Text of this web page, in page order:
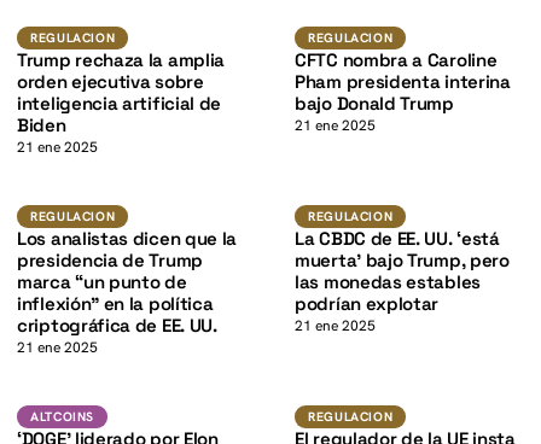
Regulacion
REGULACION
Trump rechaza la amplia
orden ejecutiva sobre
inteligencia artificial de
Biden
21 ene 2025
Regulacion
REGULACION
CFTC nombra a Caroline
Pham presidenta interina
bajo Donald Trump
21 ene 2025
Regulacion
K
REGULACION
Los analistas dicen que la
presidencia de Trump
marca “un punto de
inflexión” en la política
criptográfica de EE. UU.
21 ene 2025
Regulacion
REGULACION
La CBDC de EE. UU. ‘está
muerta’ bajo Trump, pero
las monedas estables
podrían explotar
21 ene 2025
ALTCOINSDOGE
ALTCOINS
‘DOGE’ liderado por Elon
Regulacion
REGULACION
El regulador de la UE insta